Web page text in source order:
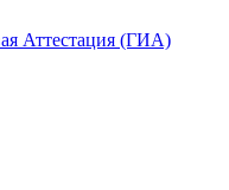
Аттестация (ГИА)